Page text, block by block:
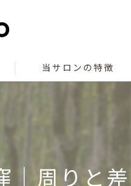
当サロンの特徴
コンセプト
｜周りと